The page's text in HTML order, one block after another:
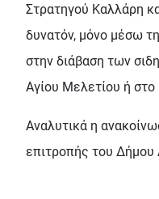
Στρατηγού Καλλάρη
δυνατόν, μόνο μέσω
στην διάβαση των
Αγίου Μελετίου ή
Αναλυτικά η
επιτροπής του Δήμου